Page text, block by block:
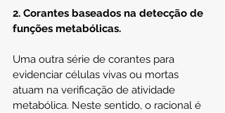
2. Corantes baseados na detecção de
funções metabólicas.
Uma outra série de corantes para
evidenciar células vivas ou mortas
atuam na verificação de atividade
metabólica. Neste sentido, o racional é